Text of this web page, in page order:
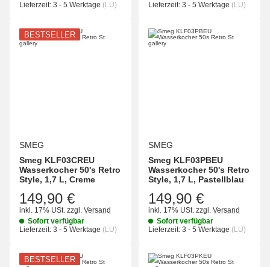
Lieferzeit: 3 - 5 Werktage (LU)
Lieferzeit: 3 - 5 Werktage (LU)
BESTSELLER
SMEG
Smeg KLF03CREU
Wasserkocher 50's Retro
Style, 1,7 L, Creme
149,90 €
inkl. 17% USt. zzgl. Versand
Sofort verfügbar
Lieferzeit: 3 - 5 Werktage (LU)
SMEG
Smeg KLF03PBEU
Wasserkocher 50's Retro
Style, 1,7 L, Pastellblau
149,90 €
inkl. 17% USt. zzgl. Versand
Sofort verfügbar
Lieferzeit: 3 - 5 Werktage (LU)
BESTSELLER